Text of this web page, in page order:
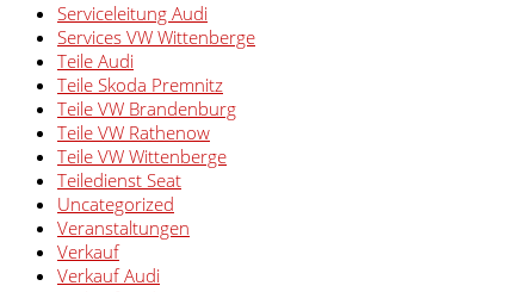
Serviceleitung Audi
Services VW Wittenberge
Teile Audi
Teile Skoda Premnitz
Teile VW Brandenburg
Teile VW Rathenow
Teile VW Wittenberge
Teiledienst Seat
Uncategorized
Veranstaltungen
Verkauf
Verkauf Audi